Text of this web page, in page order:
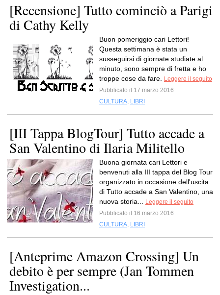
[Recensione] Tutto cominciò a Parigi
di Cathy Kelly
Buon pomeriggio cari Lettori!
Questa settimana è stata un
susseguirsi di giornate studiate al
minuto, sono sempre di fretta e ho
troppe cose da fare.
Leggere il seguito
Pubblicato il 17 marzo 2016
CULTURA, LIBRI
[III Tappa BlogTour] Tutto accade a
San Valentino di Ilaria Militello
Buona giornata cari Lettori e
benvenuti alla III tappa del Blog Tour
organizzato in occasione dell'uscita
di Tutto accade a San Valentino, una
nuova storia...
Leggere il seguito
Pubblicato il 16 marzo 2016
CULTURA, LIBRI
[Anteprime Amazon Crossing] Un
debito è per sempre (Jan Tommen
Investigation...